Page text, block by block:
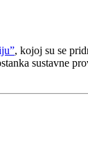
, kojoj su se
sustavne